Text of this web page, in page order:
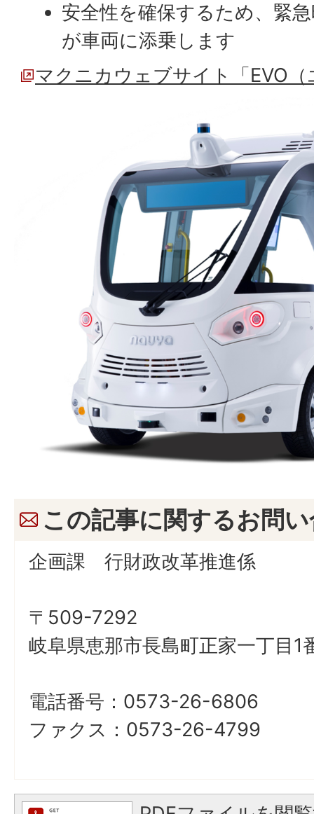
安全性を確保するため、緊
が車両に添乗します
マクニカウェブサイト「EVO
この記事に関するお問
企画課 行財政改革推進係
〒509-7292
岐阜県恵那市長島町正家一丁目
電話番号：0573-26-6806
ファクス：0573-26-4799